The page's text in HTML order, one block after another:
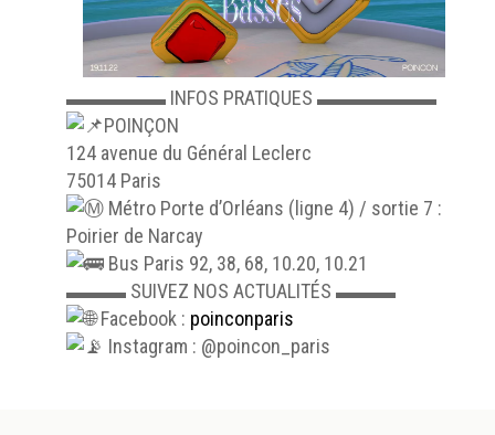
▬▬▬▬▬ INFOS PRATIQUES ▬▬▬▬▬▬
POINÇON
124 avenue du Général Leclerc
75014 Paris
Métro Porte d’Orléans (ligne 4) / sortie 7 :
Poirier de Narcay
Bus Paris 92, 38, 68, 10.20, 10.21
▬▬▬ SUIVEZ NOS ACTUALITÉS ▬▬▬
Facebook : poinconparis
Instagram : @poincon_paris